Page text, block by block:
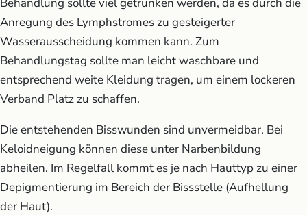
Anregung des Lymphstromes zu gesteigerter
Wasserausscheidung kommen kann. Zum
Behandlungstag sollte man leicht waschbare und
entsprechend weite Kleidung tragen, um einem lockeren
Verband Platz zu schaffen.
Die entstehenden Bisswunden sind unvermeidbar. Bei
Keloidneigung können diese unter Narbenbildung
abheilen. Im Regelfall kommt es je nach Hauttyp zu einer
Depigmentierung im Bereich der Bissstelle (Aufhellung
der Haut).